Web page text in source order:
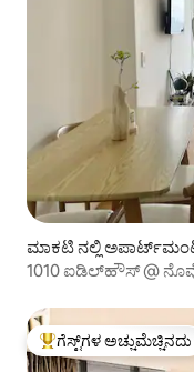
ಮಾಕಟಿ ನಲ್ಲಿ
1010 ಐಡಿಲ್‌ಹೌಸ್ @
ಗೆಸ್ಟ್‌ಗಳಿಗೆ ಅತಿ ಹೆಚ್ಚು
ಗೆಸ್ಟ್‌ಗಳ ಅಚ್ಚುಮೆಚ್ಚಿನದು